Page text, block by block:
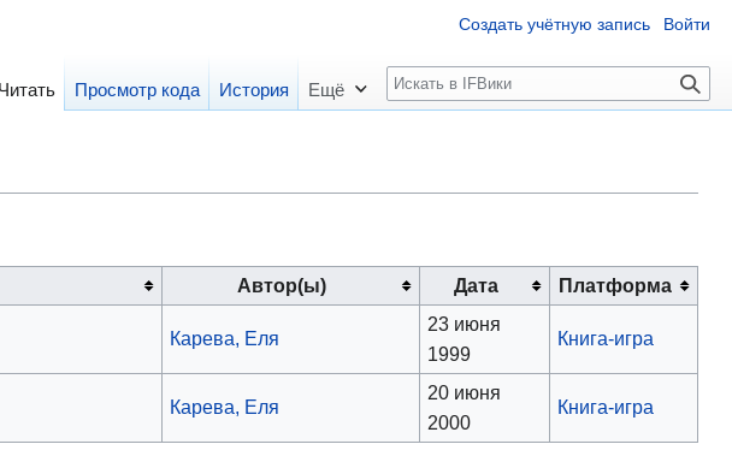
Автор(ы) Дата Платформа
Карева, Еля
23 июня
1999
Книга-игра
Карева, Еля
20 июня
2000
Книга-игра
Создать учётную запись Войти
Читать Просмотр кода История Ещё
П
о
к